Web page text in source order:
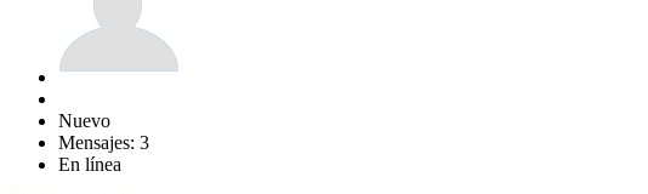
Nuevo
Mensajes: 3
En línea